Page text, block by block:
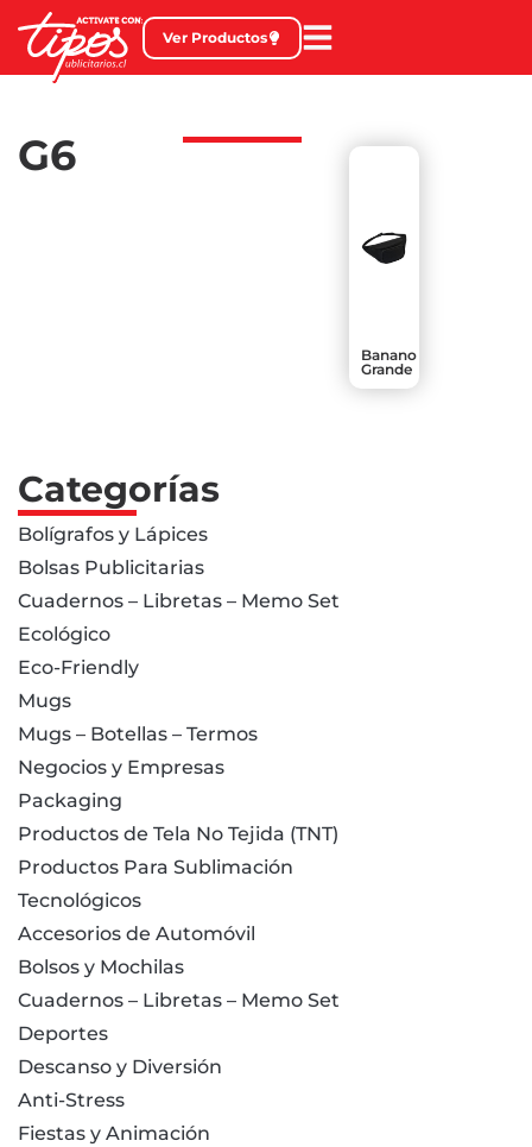
Ver Productos
G6
Banano
Grande
Categorías
Bolígrafos y Lápices
Bolsas Publicitarias
Cuadernos – Libretas – Memo Set
Ecológico
Eco-Friendly
Mugs
Mugs – Botellas – Termos
Negocios y Empresas
Packaging
Productos de Tela No Tejida (TNT)
Productos Para Sublimación
Tecnológicos
Accesorios de Automóvil
Bolsos y Mochilas
Cuadernos – Libretas – Memo Set
Deportes
Descanso y Diversión
Anti-Stress
Fiestas y Animación